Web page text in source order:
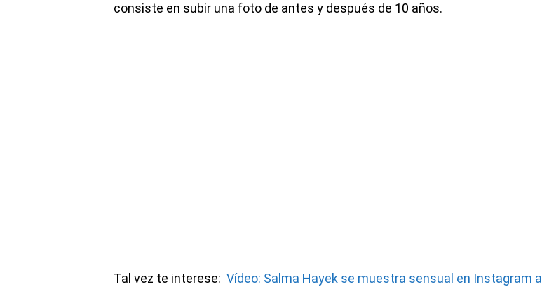
consiste en subir una foto de antes y después de 10 años.
Tal vez te interese: Vídeo: Salma Hayek se muestra sensual en Instagram al